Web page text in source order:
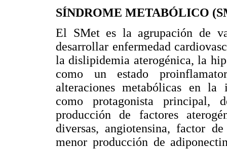
SÍNDROME METABÓLICO
El SMet es la agrupación de
desarrollar enfermedad
la dislipidemia aterogénica, la
como un estado
alteraciones metabólicas en la
como protagonista principal,
producción de factores
diversas, angiotensina, factor
menor producción de